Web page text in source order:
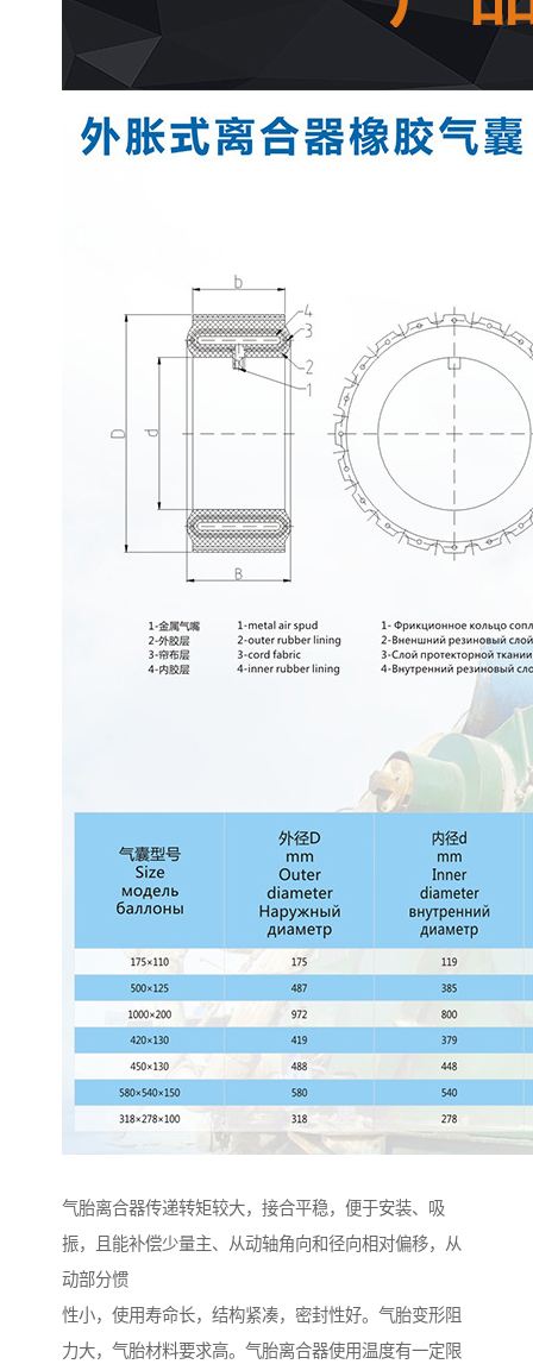
气胎离合器传递转矩较大，接合平稳，便于安装、吸
振，且能补偿少量主、从动轴角向和径向相对偏移，从
动部分惯
性小，使用寿命长，结构紧凑，密封性好。气胎变形阻
力大，气胎材料要求高。气胎离合器使用温度有一定限